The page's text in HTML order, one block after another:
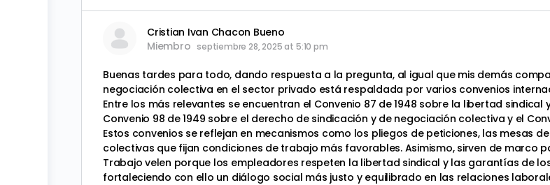
Cristian Ivan Chacon Bueno
Miembro septiembre 28, 2025 at 5:10 pm
Buenas tardes para todo, dando respuesta a la pregunta, al igual que mis demás
negociación colectiva en el sector privado está respaldada por varios convenios
Entre los más relevantes se encuentran el Convenio 87 de 1948 sobre la libertad
Convenio 98 de 1949 sobre el derecho de sindicación y de negociación colectiva y el
Estos convenios se reflejan en mecanismos como los pliegos de peticiones, las mesas
colectivas que fijan condiciones de trabajo más favorables. Asimismo, sirven de marco
Trabajo velen porque los empleadores respeten la libertad sindical y las garantías de
fortaleciendo con ello un diálogo social más justo y equilibrado en las relaciones